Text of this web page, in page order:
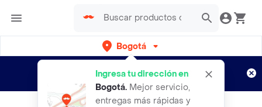
Bogotá
Ingresa tu dirección en
Bogotá. Mejor servicio,
entregas más rápidas y
envíos gratis por semanas
Aplican TyC